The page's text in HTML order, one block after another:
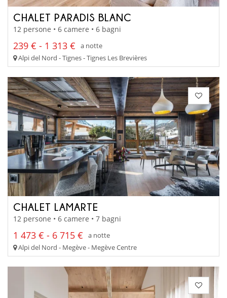
CHALET PARADIS BLANC
12 persone • 6 camere • 6 bagni
239 € - 1 313 €
a notte
Alpi del Nord - Tignes - Tignes Les Brevières
CHALET LAMARTE
12 persone • 6 camere • 7 bagni
1 473 € - 6 715 €
a notte
Alpi del Nord - Megève - Megève Centre